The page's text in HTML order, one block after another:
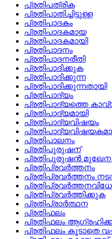
പ്രതിപത്രിക
പ്രതിപാതിച്ചിട്ടുള്ള
പ്രതിപാദകം
പ്രതിപാദകമായ
പ്രതിപാദകമായി
പ്രതിപാദനം
പ്രതിപാദനരീതി
പ്രതിപാദിക്കുക
പ്രതിപാദിക്കുന്ന
പ്രതിപാദിക്കുന്നതായി
പ്രതിപാദ്യം
പ്രതിപാദ്യത്തെ
പ്രതിപാദ്യമായി
പ്രതിപാദ്യവിഷയം
പ്രതിപാലനം
പ്രതിപുരുഷന്
പ്രതിപുരുഷന്‍ മുഖേന
പ്രതിപ്രവര്‍ത്തനം
പ്രതിപ്രവര്‍ത്തനം
പ്രതിപ്രവര്‍ത്തിക്കുക
പ്രതിപ്രാര്‍ത്ഥന
പ്രതിഫലം
പ്രതിഫലം
പ്രതിഫലം കൂടാതെ